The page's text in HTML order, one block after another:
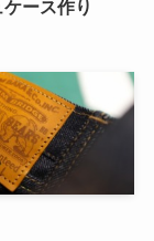
ース作り